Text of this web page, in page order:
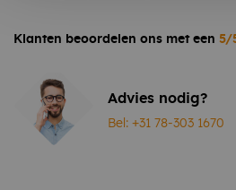
Klanten beoordelen ons met een 5/
Advies nodig?
Bel: +31 78-303 1670